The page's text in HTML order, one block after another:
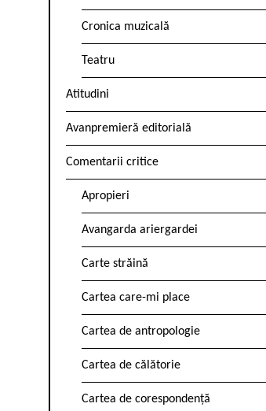
Cronica muzicală
Teatru
Atitudini
Avanpremieră editorială
Comentarii critice
Apropieri
Avangarda ariergardei
Carte străină
Cartea care-mi place
Cartea de antropologie
Cartea de călătorie
Cartea de corespondență